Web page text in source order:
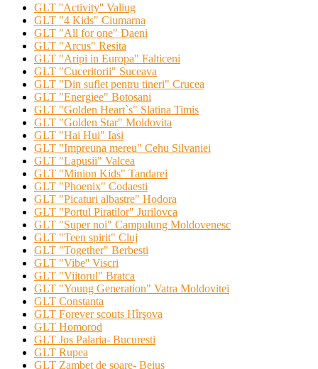
GLT ''Activity'' Valiug
GLT "4 Kids" Ciumarna
GLT "All for one" Daeni
GLT "Arcus" Resita
GLT "Aripi in Europa" Falticeni
GLT "Cuceritorii" Suceava
GLT "Din suflet pentru tineri" Crucea
GLT "Energiee" Botosani
GLT "Golden Heart`s" Slatina Timis
GLT "Golden Star" Moldovita
GLT "Hai Hui" Iasi
GLT "Impreuna mereu" Cehu Silvaniei
GLT "Lapusii" Valcea
GLT "Minion Kids" Tandarei
GLT "Phoenix" Codaesti
GLT "Picaturi albastre" Hodora
GLT "Portul Piratilor" Jurilovca
GLT "Super noi" Campulung Moldovenesc
GLT "Teen spirit" Cluj
GLT "Together" Berbesti
GLT "Vibe'' Viscri
GLT "Viitorul" Bratca
GLT "Young Generation" Vatra Moldovitei
GLT Constanta
GLT Forever scouts Hîrşova
GLT Homorod
GLT Jos Palaria- Bucuresti
GLT Rupea
GLT Zambet de soare- Beius